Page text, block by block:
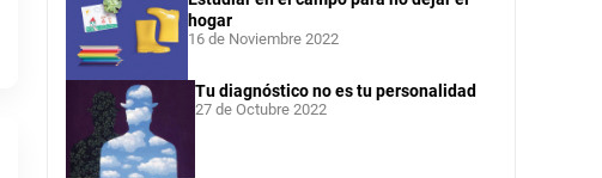
hogar
16 de Noviembre 2022
Tu diagnóstico no es tu personalidad
27 de Octubre 2022